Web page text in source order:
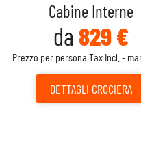
Cabine Interne
da 829 €
Prezzo per persona Tax Incl. -
DETTAGLI CROCIERA